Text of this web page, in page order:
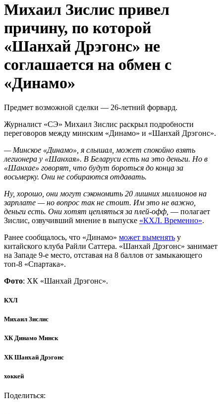
Михаил Зислис привел
причину, по которой
«Шанхай Дрэгонс» не
соглашается на обмен с
«Динамо»
Предмет возможной сделки — 26-летний форвард.
Журналист «СЭ» Михаил Зислис раскрыл подробности
переговоров между минским «Динамо» и «Шанхай Дрэгонс».
— Минское «Динамо», я слышал, может спокойно взять
легионера у «Шанхая». В Беларуси есть на это деньги. Но в
«Шанхае» говорят, что будут бороться до конца за
восьмерку. Они не собираются отдавать.
Ну, хорошо, они могут сэкономить 20 лишних миллионов на
зарплате — но вопрос так не стоит. Им это не важно,
деньги есть. Они хотят цепляться за плей-офф, — полагает
Зислис, озвучивший мнение в выпуске «КХЛ. Временно».
Ранее сообщалось, что «Динамо» может выменять у
китайского клуба Райли Саттера. «Шанхай Дрэгонс» занимает
на Западе 9-е место, отставая на 8 баллов от замыкающего
топ-8 «Спартака».
Фото: ХК «Шанхай Дрэгонс».
КХЛ
Михаил Зислис
ХК Динамо Минск
ХК Шанхай Дрэгонс
хоккей
Поделиться: